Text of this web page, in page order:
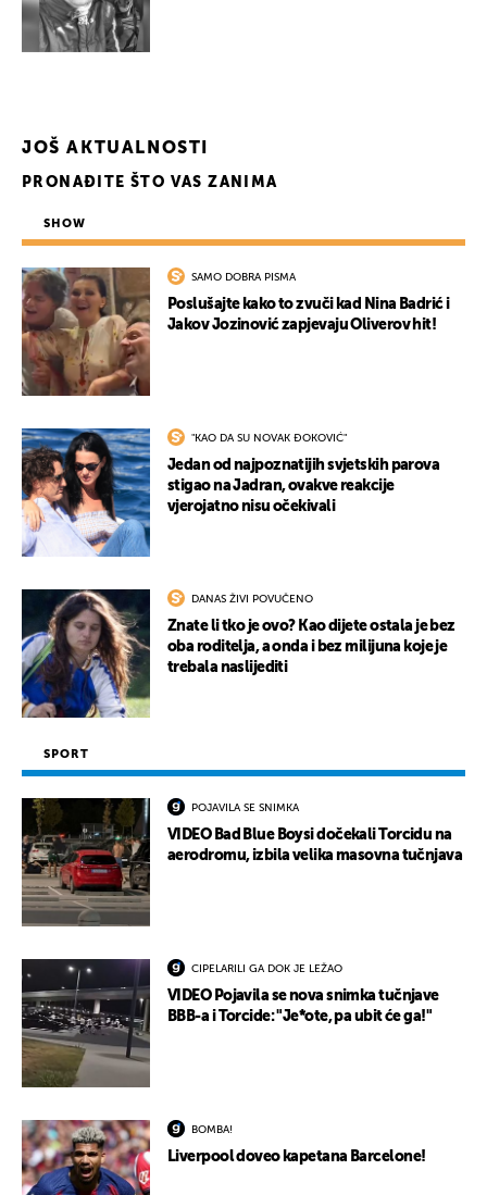
JOŠ AKTUALNOSTI
PRONAĐITE ŠTO VAS ZANIMA
SHOW
SAMO DOBRA PISMA
Poslušajte kako to zvuči kad Nina Badrić i
Jakov Jozinović zapjevaju Oliverov hit!
"KAO DA SU NOVAK ĐOKOVIĆ"
Jedan od najpoznatijih svjetskih parova
stigao na Jadran, ovakve reakcije
vjerojatno nisu očekivali
DANAS ŽIVI POVUČENO
Znate li tko je ovo? Kao dijete ostala je bez
oba roditelja, a onda i bez milijuna koje je
trebala naslijediti
SPORT
POJAVILA SE SNIMKA
VIDEO Bad Blue Boysi dočekali Torcidu na
aerodromu, izbila velika masovna tučnjava
CIPELARILI GA DOK JE LEŽAO
VIDEO Pojavila se nova snimka tučnjave
BBB-a i Torcide: "Je*ote, pa ubit će ga!"
BOMBA!
Liverpool doveo kapetana Barcelone!